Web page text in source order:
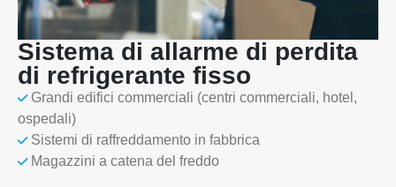
Sistema di allarme di perdita
di refrigerante fisso
Grandi edifici commerciali (centri commerciali, hotel,
ospedali)
Sistemi di raffreddamento in fabbrica
Magazzini a catena del freddo
Indirizzo : No.299 Jinsuo Road, National High-Tech Zone, Zhengzhou
Tel: 0086-371-67169097
E-mail: cece@winsensor.com
WhatsApp: +
WeChat: 18569903598